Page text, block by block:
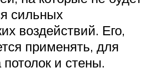
сильных
воздействий. Его,
применять, для
и стены.